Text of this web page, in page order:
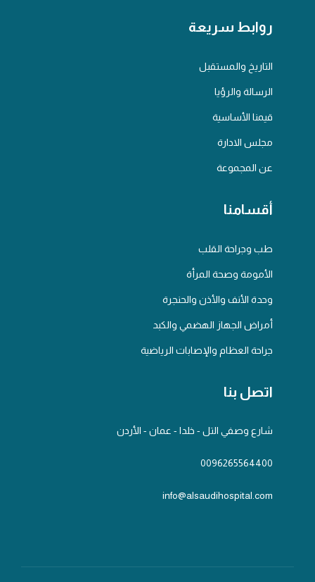
روابط سريعة
التاريخ والمستقبل
الرسالة والرؤيا
قيمنا الأساسية
مجلس الادارة
عن المجموعة
أقسامنا
طب وجراحة القلب
الأمومة وصحة المرأة
وحدة الأنف والأذن والحنجرة
أمراض الجهاز الهضمي والكبد
جراحة العظام والإصابات الرياضية
اتصل بنا
شارع وصفي التل - خلدا - عمان - الأردن
0096265564400
info@alsaudihospital.com